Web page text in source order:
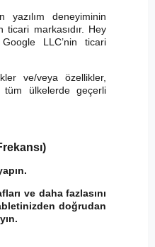
yazılım deneyiminin
ticari markasıdır. Hey
LLC’nin ticari
ve/veya özellikler,
tüm ülkelerde geçerli
ve daha fazlasını
doğrudan